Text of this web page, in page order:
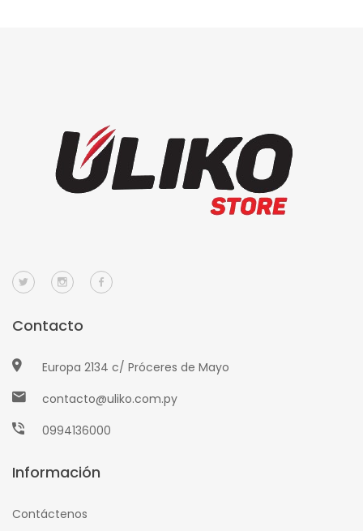
Contacto
Europa 2134 c/ Próceres de Mayo
contacto@uliko.com.py
0994136000
Información
Contáctenos